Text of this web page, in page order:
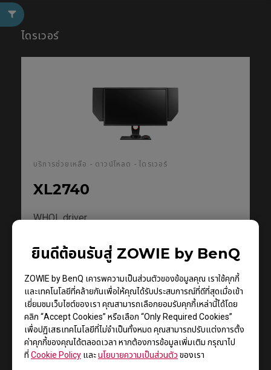
ยินดีต้อนรับสู่ ZOWIE by BenQ
ZOWIE by BenQ เคารพความเป็นส่วนตัวของข้อมูลคุณ เราใช้คุกกี้
และเทคโนโลยีที่คล้ายกันเพื่อให้คุณได้รับประสบการณ์ที่ดีที่สุดเมื่อเข้า
เยี่ยมชมเว็บไซต์ของเรา คุณสามารถเลือกยอมรับคุกกี้เหล่านี้ได้โดย
คลิก “Accept Cookies” หรือเลือก “Only Required Cookies”
เพื่อปฏิเสธเทคโนโลยีที่ไม่จำเป็นทั้งหมด คุณสามารถปรับแต่งการตั้ง
ค่าคุกกี้ของคุณได้ตลอดเวลา หากต้องการข้อมูลเพิ่มเติม กรุณาไป
ที่ Cookie Policy และนโยบายความเป็นส่วนตัว ของเรา
ไดรเวอร์
บริการช่วยเหลือ - ดาวน์โหลด - ไดรเวอร์
XL2740
WHQL driver
เวอร์ชัน : MP
ขนาด : 9.15 KB
OS : Windows10|Windows7|Windows8
ดาวน์โหลด